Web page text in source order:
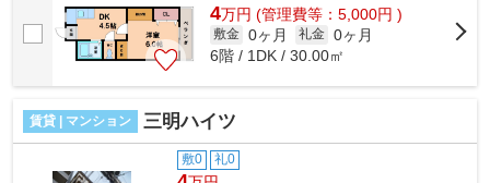
4万円 (管理費等：5,000円 )
敷金 0ヶ月 礼金 0ヶ月
6階 / 1DK / 30.00㎡
賃貸 | マンション 三明ハイツ
敷0 礼0